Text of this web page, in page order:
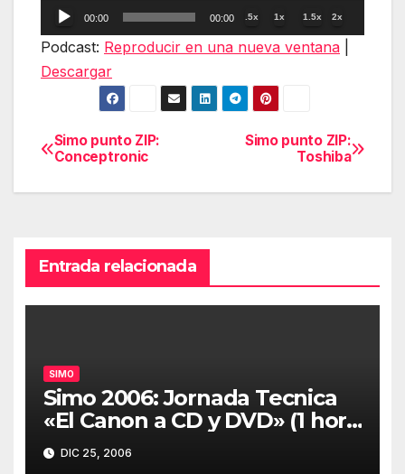
Reproductor
de
00:00 00:00 .5x 1x 1.5x 2x
Podcast: Reproducir en una nueva ventana
Descargar
Navegación
de
Simo punto ZIP:
Toshiba
Simo punto ZIP:
Conceptronic
Entrada relacionada
SIMO
Simo 2006: Jornada Tecnica
«El Canon a CD y DVD» (1 hora
30 minutos)
DIC 25, 2006